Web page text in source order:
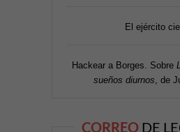
El ejército
Hackear a Borges. Sobre
sueños diurnos , de
CORREO DE